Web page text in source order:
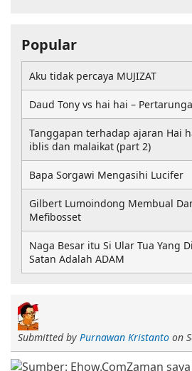
Submitted by Purnawan Kristanto on
Zaman
Popular
Aku tidak percaya MUJIZAT
Daud Tony vs hai hai –
Tanggapan terhadap ajaran Hai
iblis dan malaikat (part 2)
Bapa Sorgawi Mengasihi Lucifer
Gilbert Lumoindong Membual
Mefibosset
Naga Besar itu Si Ular Tua Yang
Satan Adalah ADAM